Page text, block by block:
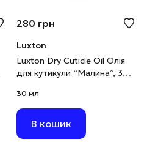
280 грн
Luxton
Luxton Dry Cuticle Oil Олія
для кутикули “Малина”, 30
30 мл
В кошик